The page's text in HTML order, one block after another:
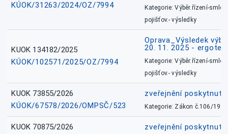
KÚOK/31263/2024/OZ/7994
Kategorie: Výběr.řízení-
pojišťov.- výsledky
KUOK 134182/2025
KÚOK/102571/2025/OZ/7994
Oprava_Výsledek
20. 11. 2025 -
Kategorie: Výběr.řízení-
pojišťov.- výsledky
KUOK 73855/2026
KÚOK/67578/2026/OMPSČ/523
zveřejnění
Kategorie: Zákon č.106/1999
KUOK 70875/2026
zveřejnění